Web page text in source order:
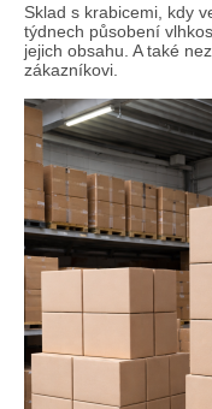
Sklad s krabicemi, kdy
týdnech působení
jejich obsahu. A také
zákazníkovi.